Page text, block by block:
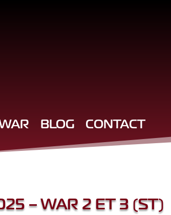
BLOG CONTACT
– WAR 2 ET 3 (ST)